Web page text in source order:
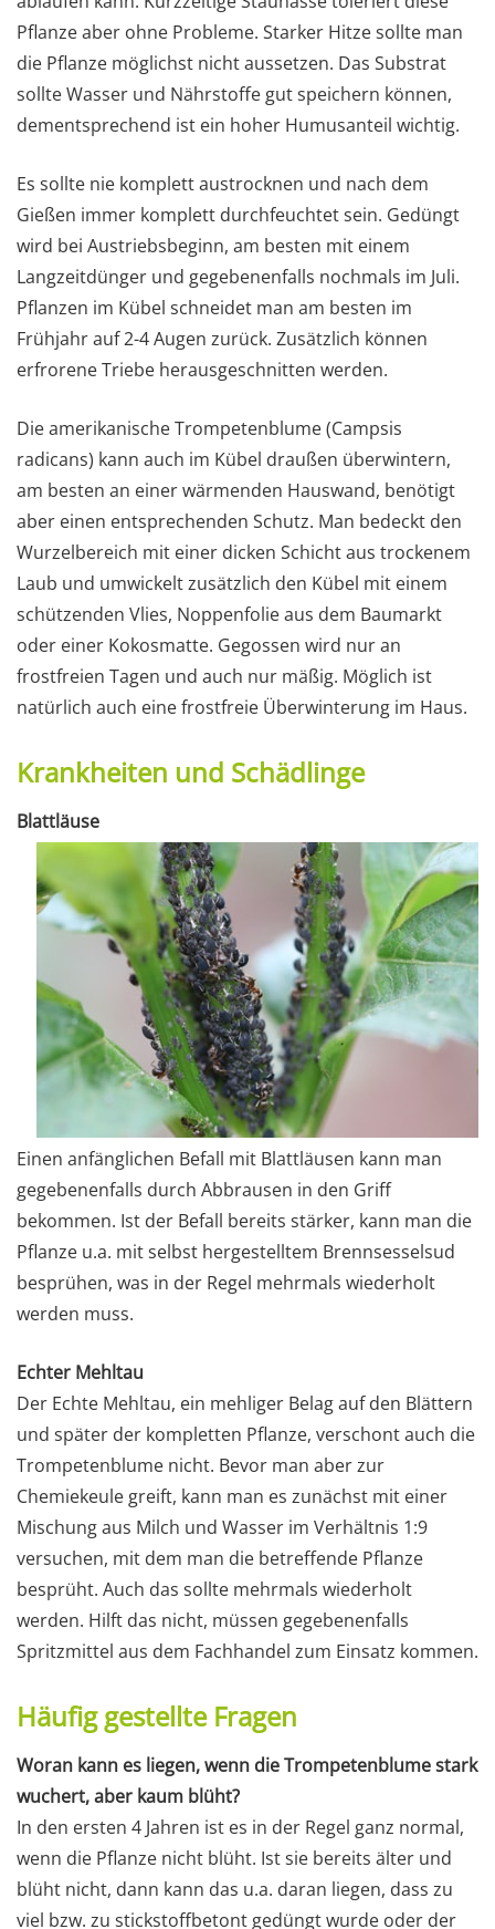
Pflanze aber ohne Probleme. Starker Hitze sollte man
die Pflanze möglichst nicht aussetzen. Das Substrat
sollte Wasser und Nährstoffe gut speichern können,
dementsprechend ist ein hoher Humusanteil wichtig.
Es sollte nie komplett austrocknen und nach dem
Gießen immer komplett durchfeuchtet sein. Gedüngt
wird bei Austriebsbeginn, am besten mit einem
Langzeitdünger und gegebenenfalls nochmals im Juli.
Pflanzen im Kübel schneidet man am besten im
Frühjahr auf 2-4 Augen zurück. Zusätzlich können
erfrorene Triebe herausgeschnitten werden.
Die amerikanische Trompetenblume (Campsis
radicans) kann auch im Kübel draußen überwintern,
am besten an einer wärmenden Hauswand, benötigt
aber einen entsprechenden Schutz. Man bedeckt den
Wurzelbereich mit einer dicken Schicht aus trockenem
Laub und umwickelt zusätzlich den Kübel mit einem
schützenden Vlies, Noppenfolie aus dem Baumarkt
oder einer Kokosmatte. Gegossen wird nur an
frostfreien Tagen und auch nur mäßig. Möglich ist
natürlich auch eine frostfreie Überwinterung im Haus.
Krankheiten und Schädlinge
Blattläuse
Einen anfänglichen Befall mit Blattläusen kann man
gegebenenfalls durch Abbrausen in den Griff
bekommen. Ist der Befall bereits stärker, kann man die
Pflanze u.a. mit selbst hergestelltem Brennsesselsud
besprühen, was in der Regel mehrmals wiederholt
werden muss.
Echter Mehltau
Der Echte Mehltau, ein mehliger Belag auf den Blättern
und später der kompletten Pflanze, verschont auch die
Trompetenblume nicht. Bevor man aber zur
Chemiekeule greift, kann man es zunächst mit einer
Mischung aus Milch und Wasser im Verhältnis 1:9
versuchen, mit dem man die betreffende Pflanze
besprüht. Auch das sollte mehrmals wiederholt
werden. Hilft das nicht, müssen gegebenenfalls
Spritzmittel aus dem Fachhandel zum Einsatz kommen.
Häufig gestellte Fragen
Woran kann es liegen, wenn die Trompetenblume stark
wuchert, aber kaum blüht?
In den ersten 4 Jahren ist es in der Regel ganz normal,
wenn die Pflanze nicht blüht. Ist sie bereits älter und
blüht nicht, dann kann das u.a. daran liegen, dass zu
viel bzw. zu stickstoffbetont gedüngt wurde oder der